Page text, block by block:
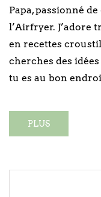
Papa, passionné
l’Airfryer. J’adore
en recettes
cherches des
tu es au bon
PLUS